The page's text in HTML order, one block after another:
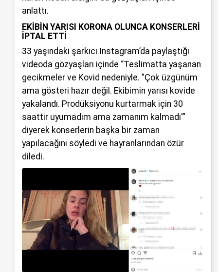
anlattı.
EKİBİN YARISI KORONA OLUNCA KONSERLERİ
İPTAL ETTİ
33 yaşındaki şarkıcı Instagram’da paylaştığı
videoda gözyaşları içinde “Teslimatta yaşanan
gecikmeler ve Kovid nedeniyle. ”Çok üzgünüm
ama gösteri hazır değil. Ekibimin yarısı kovide
yakalandı. Prodüksiyonu kurtarmak için 30
saattir uyumadım ama zamanım kalmadı'”
diyerek konserlerin başka bir zaman
yapılacağını söyledi ve hayranlarından özür
diledi.